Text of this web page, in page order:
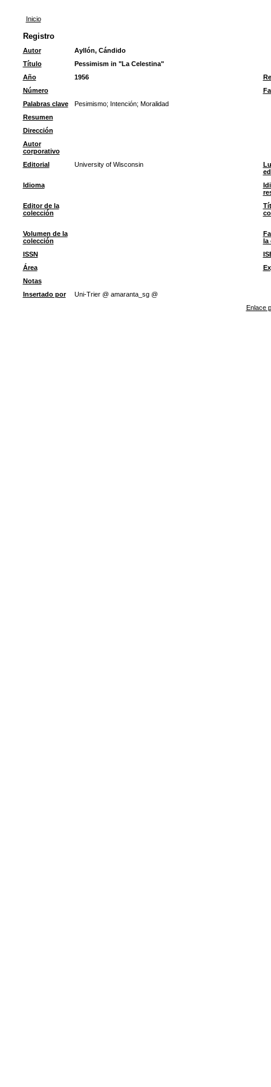
Inicio
Registro
Autor
Ayllón, Cándido
Título
Pessimism in "La Celestina"
Año
1956
Número
Palabras clave
Pesimismo; Intención; Moralidad
Resumen
Dirección
Autor
corporativo
Editorial
University of Wisconsin
Idioma
Editor de la
colección
Volumen de la
colección
la
ISSN
Área
Notas
Insertado por
Uni-Trier @ amaranta_sg @
Enlace